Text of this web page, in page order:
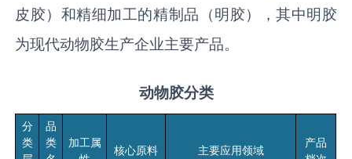
皮胶）和精细加工的精制品（明胶），其中明胶
为现代动物胶生产企业主要产品。
动物胶分类
分
类
品
类
加工属
核心原料 主要应用领域
产品